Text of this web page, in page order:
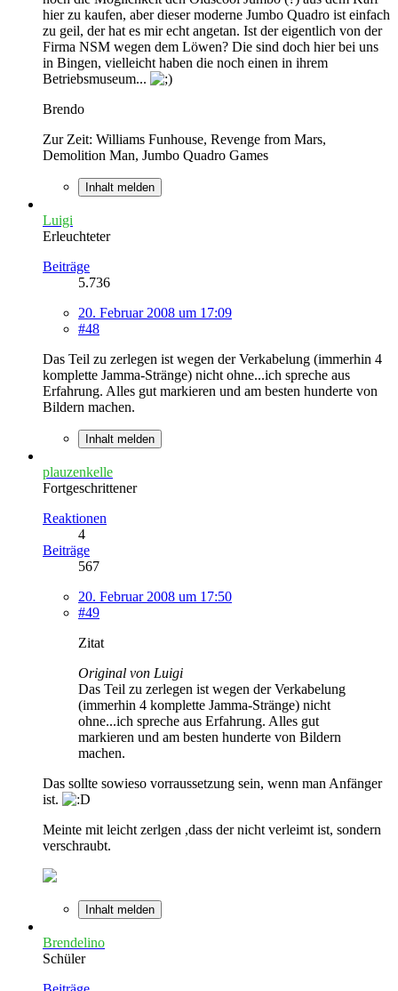
hier zu kaufen, aber dieser moderne Jumbo Quadro ist einfach
zu geil, der hat es mir echt angetan. Ist der eigentlich von der
Firma NSM wegen dem Löwen? Die sind doch hier bei uns
in Bingen, vielleicht haben die noch einen in ihrem
Betriebsmuseum...
Brendo
Zur Zeit: Williams Funhouse, Revenge from Mars,
Demolition Man, Jumbo Quadro Games
Inhalt melden
Luigi
Erleuchteter
Beiträge
5.736
20. Februar 2008 um 17:09
#48
Das Teil zu zerlegen ist wegen der Verkabelung (immerhin 4
komplette Jamma-Stränge) nicht ohne...ich spreche aus
Erfahrung. Alles gut markieren und am besten hunderte von
Bildern machen.
Inhalt melden
plauzenkelle
Fortgeschrittener
Reaktionen
4
Beiträge
567
20. Februar 2008 um 17:50
#49
Zitat
Original von Luigi
Das Teil zu zerlegen ist wegen der Verkabelung
(immerhin 4 komplette Jamma-Stränge) nicht
ohne...ich spreche aus Erfahrung. Alles gut
markieren und am besten hunderte von Bildern
machen.
Das sollte sowieso vorraussetzung sein, wenn man Anfänger
ist.
Meinte mit leicht zerlgen ,dass der nicht verleimt ist, sondern
verschraubt.
Inhalt melden
Brendelino
Schüler